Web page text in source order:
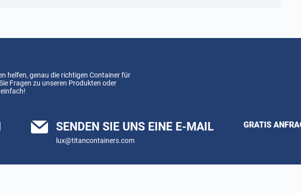
helfen, genau die richtigen Container für
Fragen zu unseren Produkten oder
SENDEN SIE UNS EINE E-MAIL
lux@titancontainers.com
GRATIS